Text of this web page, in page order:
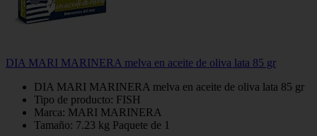
DIA MARI MARINERA melva en aceite de oliva lata 85 gr
DIA MARI MARINERA melva en aceite de oliva lata 85 gr
Tipo de producto: FISH
Marca: MARI MARINERA
Tamaño: 7.23 kg Paquete de 1